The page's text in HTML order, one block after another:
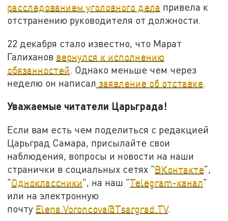
расследованием уголовного дела привела к
отстранению руководителя от должности.
22 декабря стало известно, что Марат
Галиханов вернулся к исполнению
обязанностей . Однако меньше чем через
неделю он написал заявление об отставке
Уважаемые читатели Царьграда!
Если вам есть чем поделиться с редакцией
Царьград Самара, присылайте свои
наблюдения, вопросы и новости на наши
странички в социальных сетях "ВКонтакте",
"Одноклассники", на наш "Telegram-канал"
или на электронную
почту Elena.Voroncova@Tsargrad.TV.